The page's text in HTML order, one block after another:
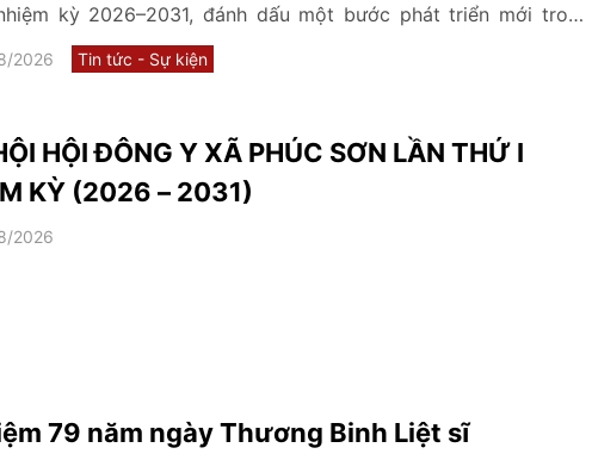
kỳ 2026–2031, đánh dấu một bước phát triển mới trong
kế thừa, bảo tồn và phát huy những giá trị quý báu của nền y
trên địa bàn
2026 Tin tức - Sự kiện
HỘI ĐÔNG Y XÃ PHÚC SƠN LẦN THỨ I
KỲ (2026 – 2031)
2026
79 năm ngày Thương Binh Liệt sĩ